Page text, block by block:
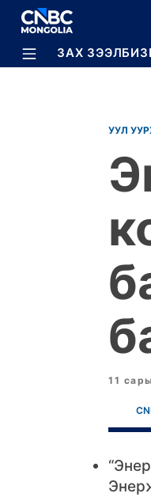
BREAKING
ЗАХ ЗЭЭЛ
УУЛ
11